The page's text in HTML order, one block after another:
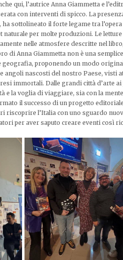
qui, l’autrice Anna Giammetta e
con interventi di spicco. La
sottolineato il forte legame tra
naturale per molte produzioni. Le
nelle atmosfere descritte nel
di Anna Giammetta non è una
proponendo un modo
angoli nascosti del nostro Paese, visti
immortali. Dalle grandi città d’arte
e la voglia di viaggiare, sia con la
il successo di un progetto
riscoprire l’Italia con uno sguardo
per aver saputo creare eventi così